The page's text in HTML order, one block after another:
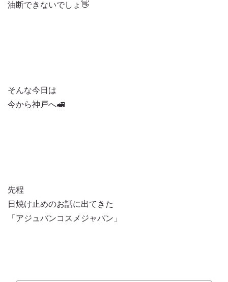
油断できないでしょ👋
そんな今日は
今から神戸へ🚅
先程
日焼け止めのお話に出てきた
「アジュバンコスメジャパン」